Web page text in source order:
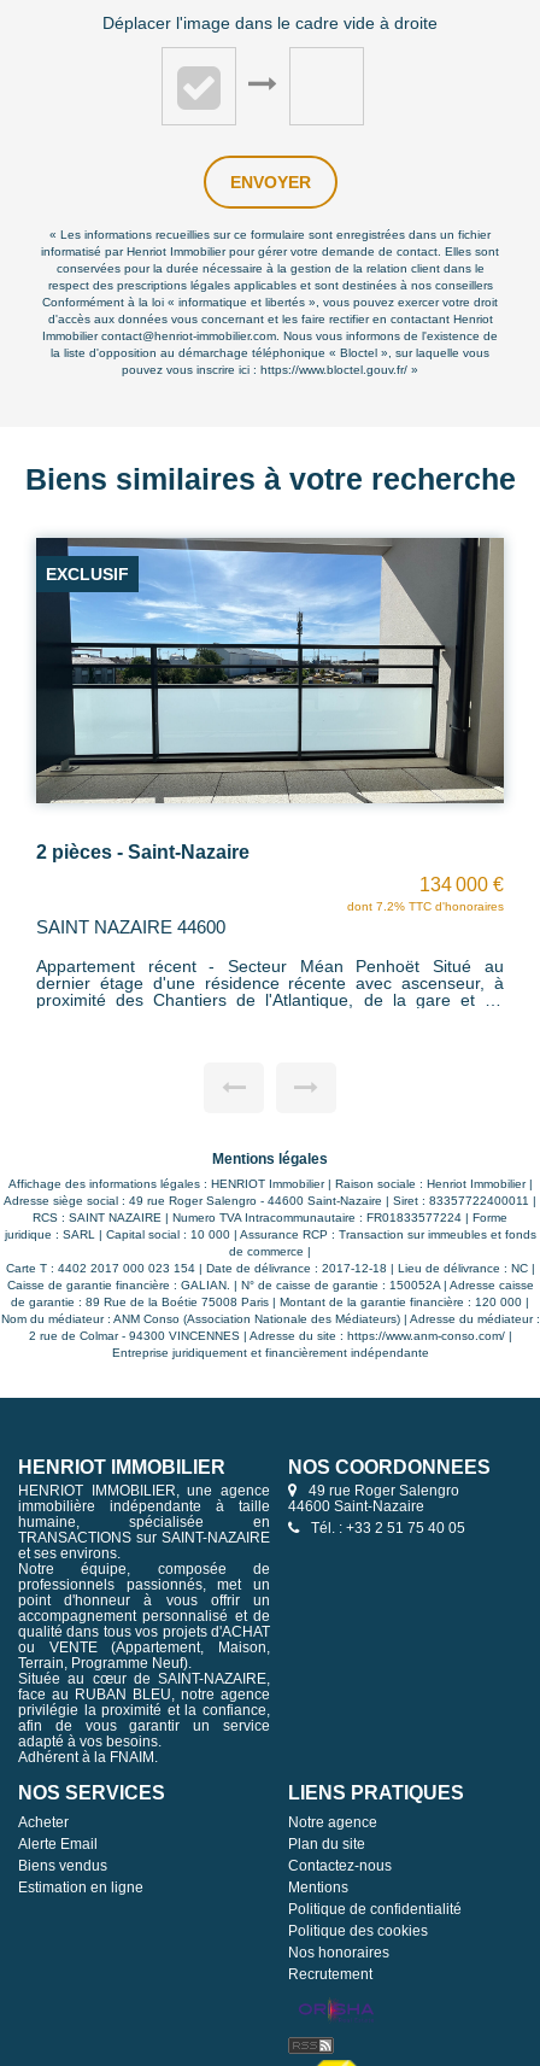
Déplacer l'image dans le cadre vide à droite
ENVOYER
« Les informations recueillies sur ce formulaire sont enregistrées dans un fichier
informatisé par Henriot Immobilier pour gérer votre demande de contact. Elles sont
conservées pour la durée nécessaire à la gestion de la relation client dans le
respect des prescriptions légales applicables et sont destinées à nos conseillers
Conformément à la loi « informatique et libertés », vous pouvez exercer votre droit
d'accès aux données vous concernant et les faire rectifier en contactant Henriot
Immobilier contact@henriot-immobilier.com. Nous vous informons de l'existence de
la liste d'opposition au démarchage téléphonique « Bloctel », sur laquelle vous
pouvez vous inscrire ici : https://www.bloctel.gouv.fr/ »
Biens similaires à votre recherche
Saint-Nazaire - Porcé - Côte d'Amour
232 500 €
dont 5.68% TTC d'honoraires
SAINT NAZAIRE 44600
Appartement T3 avec Garage, Parking et Cave. A moins de
400m des plages de Saint-Nazaire, secteur Bonne Anse.
Dans une résidence de 2002, aux pieds des commerces et
balcon côté parc au calme, cuisine indépendante aménagée
privative et d'une cave. A découvrir dans votre agence
HENRIOT IMMOBILIER.Mentions légales
Affichage des informations légales : HENRIOT Immobilier | Raison sociale : Henriot Immobilier |
Adresse siège social : 49 rue Roger Salengro - 44600 Saint-Nazaire | Siret : 83357722400011 |
RCS : SAINT NAZAIRE | Numero TVA Intracommunautaire : FR01833577224 | Forme
juridique : SARL | Capital social : 10 000 | Assurance RCP : Transaction sur immeubles et fonds
de commerce |
Carte T : 4402 2017 000 023 154 | Date de délivrance : 2017-12-18 | Lieu de délivrance : NC |
Caisse de garantie financière : GALIAN. | N° de caisse de garantie : 150052A | Adresse caisse
de garantie : 89 Rue de la Boétie 75008 Paris | Montant de la garantie financière : 120 000 |
Nom du médiateur : ANM Conso (Association Nationale des Médiateurs) | Adresse du médiateur :
2 rue de Colmar - 94300 VINCENNES | Adresse du site : https://www.anm-conso.com/|
Entreprise juridiquement et financièrement indépendante
HENRIOT IMMOBILIER
HENRIOT IMMOBILIER, une agence
immobilière indépendante à taille
humaine, spécialisée en
TRANSACTIONS sur SAINT-NAZAIRE
et ses environs.
Notre équipe, composée de
professionnels passionnés, met un
point d'honneur à vous offrir un
accompagnement personnalisé et de
qualité dans tous vos projets d'ACHAT
ou VENTE (Appartement, Maison,
Terrain, Programme Neuf).
Située au cœur de SAINT-NAZAIRE,
face au RUBAN BLEU, notre agence
privilégie la proximité et la confiance,
afin de vous garantir un service
adapté à vos besoins.
Adhérent à la FNAIM.
NOS COORDONNÉES
49 rue Roger Salengro
44600 Saint-Nazaire
Tél. : +33 2 51 75 40 05
NOS SERVICES
Acheter
Alerte Email
Biens vendus
Estimation en ligne
LIENS PRATIQUES
Notre agence
Plan du site
Contactez-nous
Mentions
Politique de confidentialité
Politique des cookies
Nos honoraires
Recrutement